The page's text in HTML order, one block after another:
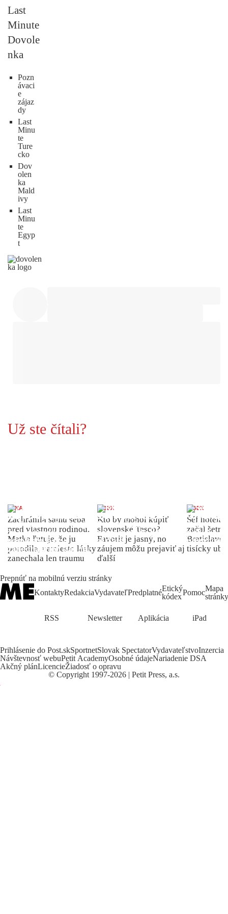
Last
Minute
Dovole
nka
Pozn
ávaci
e
zájaz
dy
Last
Minu
te
Ture
cko
Dov
olen
ka
Mald
ivy
Last
Minu
te
Egyp
t
Už ste čítali?
ŽENA
Zachránila samu seba
pred vlastnou rodinou.
Matka ľutuje, že ju
porodila, namiesto lásky
zanechala len traumu
INDEX
Kto by mohol kúpiť
slovenské Tesco?
Favorit je jasný, no
záujem môžu prejaviť aj
ďalší
INDEX
Šéf
začal
Bratislave
tisícky
Prepnúť na mobilnú verziu stránky
KontaktyRedakciaVydavateľPredplatnéEtický
kódexPomocMapa
stránky
RSS Newsletter Aplikácia iPad
Prihlásenie do Post.skSportnetSlovak SpectatorVydavateľstvoInzercia
Návštevnosť webuPetit AcademyOsobné údajeNariadenie DSA
Akčný plánLicencieŽiadosť o opravu
© Copyright 1997-2026 | Petit Press, a.s.